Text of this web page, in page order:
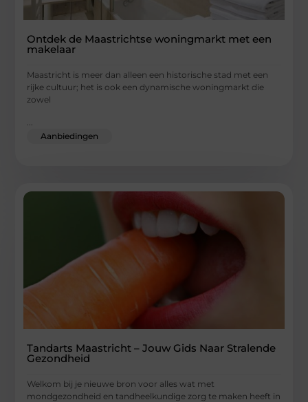
Ontdek de Maastrichtse woningmarkt met een
makelaar
Maastricht is meer dan alleen een historische stad met een
rijke cultuur; het is ook een dynamische woningmarkt die
zowel
Aanbiedingen
Tandarts Maastricht – Jouw Gids Naar Stralende
Gezondheid
Welkom bij je nieuwe bron voor alles wat met
mondgezondheid en tandheelkundige zorg te maken heeft in